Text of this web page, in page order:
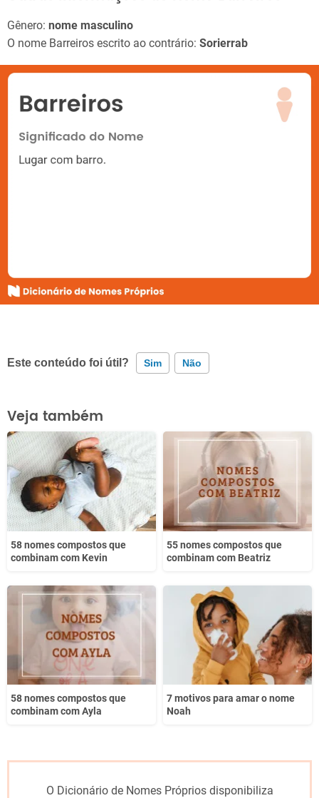
Gênero: nome masculino
O nome Barreiros escrito ao contrário: Sorierrab
Este conteúdo foi útil? Sim Não
Este conteúdo contém informação incorreta
Este conteúdo não tem a informação que procuro
Outro
Veja também
58 nomes compostos que
combinam com Kevin
55 nomes compostos que
combinam com Beatriz
58 nomes compostos que
combinam com Ayla
7 motivos para amar o nome
Noah
O Dicionário de Nomes Próprios disponibiliza